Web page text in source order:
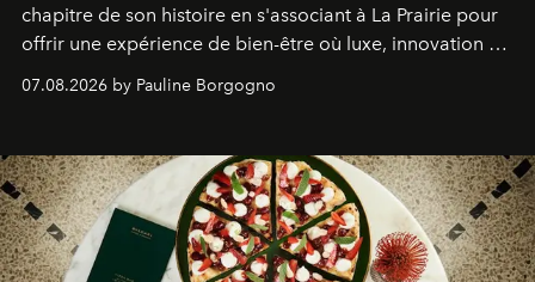
chapitre de son histoire en s'associant à La Prairie pour
offrir une expérience de bien-être où luxe, innovation et
07.08.2026 by Pauline Borgogno